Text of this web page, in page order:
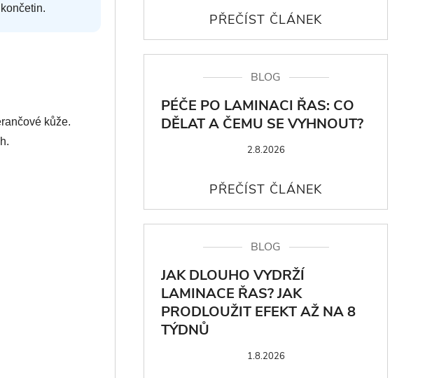
kůže.
BLOG
PÉČE PO LAMINACI ŘAS: CO
DĚLAT A ČEMU SE VYHNOUT?
2.8.2026
BLOG
JAK DLOUHO VYDRŽÍ
LAMINACE ŘAS? JAK
PRODLOUŽIT EFEKT AŽ NA 8
TÝDNŮ
1.8.2026